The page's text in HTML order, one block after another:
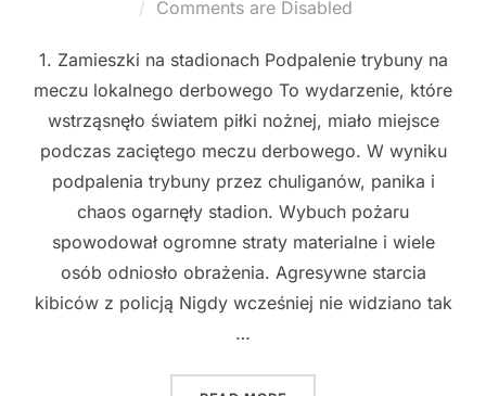
Comments are Disabled
1. Zamieszki na stadionach Podpalenie trybuny na
meczu lokalnego derbowego To wydarzenie, które
wstrząsnęło światem piłki nożnej, miało miejsce
podczas zaciętego meczu derbowego. W wyniku
podpalenia trybuny przez chuliganów, panika i
chaos ogarnęły stadion. Wybuch pożaru
spowodował ogromne straty materialne i wiele
osób odniosło obrażenia. Agresywne starcia
kibiców z policją Nigdy wcześniej nie widziano tak
…